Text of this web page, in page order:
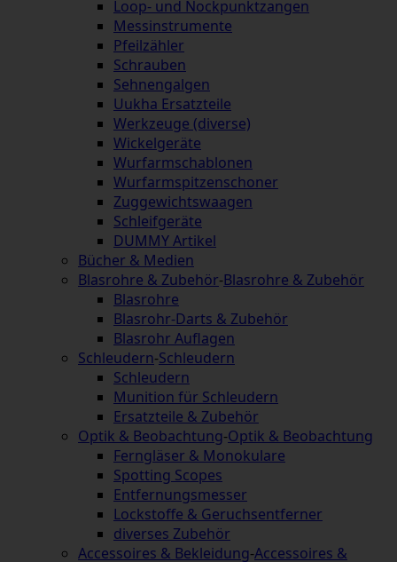
Loop- und Nockpunktzangen
Messinstrumente
Pfeilzähler
Schrauben
Sehnengalgen
Uukha Ersatzteile
Werkzeuge (diverse)
Wickelgeräte
Wurfarmschablonen
Wurfarmspitzenschoner
Zuggewichtswaagen
Schleifgeräte
DUMMY Artikel
Bücher & Medien
Blasrohre & Zubehör-Blasrohre & Zubehör
Blasrohre
Blasrohr-Darts & Zubehör
Blasrohr Auflagen
Schleudern-Schleudern
Schleudern
Munition für Schleudern
Ersatzteile & Zubehör
Optik & Beobachtung-Optik & Beobachtung
Ferngläser & Monokulare
Spotting Scopes
Entfernungsmesser
Lockstoffe & Geruchsentferner
diverses Zubehör
Accessoires & Bekleidung-Accessoires &